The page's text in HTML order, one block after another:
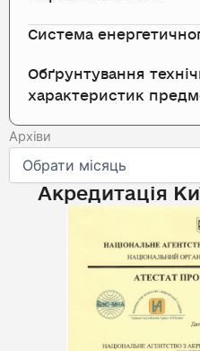
Система
Обґрунтування
характеристик
Архіви
Архіви
Акредитація